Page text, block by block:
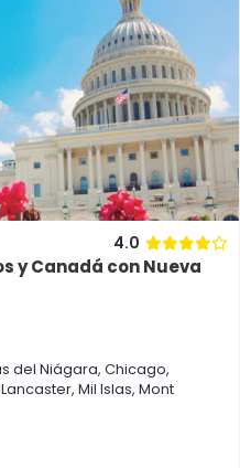
4.0
y Canadá con Nueva
del Niágara, Chicago,
Lancaster, Mil Islas, Mont